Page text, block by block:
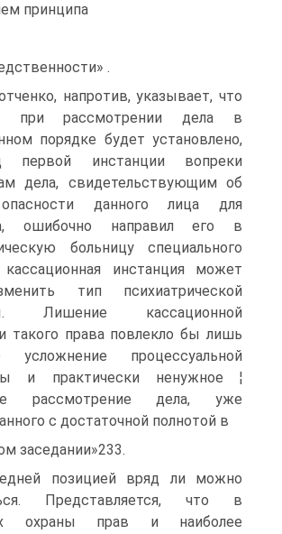
принципа
.
напротив, указывает, что
при рассмотрении дела в
порядке будет установлено,
первой инстанции вопреки
дела, свидетельствующим об
данного лица для
ошибочно направил его в
больницу специального
инстанция может
тип психиатрической
Лишение кассационной
такого права повлекло бы лишь
усложнение процессуальной
и практически ненужное ¦
рассмотрение дела, уже
с достаточной полнотой в
заседании»233.
позицией вряд ли можно
Представляется, что в
охраны прав и наиболее